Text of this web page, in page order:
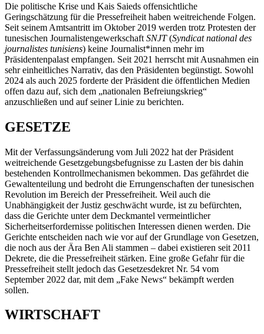
Die politische Krise und Kais Saieds offensichtliche
Geringschätzung für die Pressefreiheit haben weitreichende Folgen.
Seit seinem Amtsantritt im Oktober 2019 werden trotz Protesten der
tunesischen Journalistengewerkschaft SNJT(Syndicat national des
journalistes tunisiens) keine Journalist*innen mehr im
Präsidentenpalast empfangen. Seit 2021 herrscht mit Ausnahmen ein
sehr einheitliches Narrativ, das den Präsidenten begünstigt. Sowohl
2024 als auch 2025 forderte der Präsident die öffentlichen Medien
offen dazu auf, sich dem „nationalen Befreiungskrieg“
anzuschließen und auf seiner Linie zu berichten.
GESETZE
Mit der Verfassungsänderung vom Juli 2022 hat der Präsident
weitreichende Gesetzgebungsbefugnisse zu Lasten der bis dahin
bestehenden Kontrollmechanismen bekommen. Das gefährdet die
Gewaltenteilung und bedroht die Errungenschaften der tunesischen
Revolution im Bereich der Pressefreiheit. Weil auch die
Unabhängigkeit der Justiz geschwächt wurde, ist zu befürchten,
dass die Gerichte unter dem Deckmantel vermeintlicher
Sicherheitserfordernisse politischen Interessen dienen werden. Die
Gerichte entscheiden nach wie vor auf der Grundlage von Gesetzen,
die noch aus der Ära Ben Ali stammen – dabei existieren seit 2011
Dekrete, die die Pressefreiheit stärken. Eine große Gefahr für die
Pressefreiheit stellt jedoch das Gesetzesdekret Nr. 54 vom
September 2022 dar, mit dem „Fake News“ bekämpft werden
sollen.
WIRTSCHAFT